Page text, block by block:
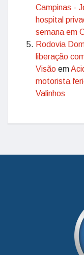
Campinas -
hospital
semana em
Rodovia
liberação
Visão em
motorista
Valinhos